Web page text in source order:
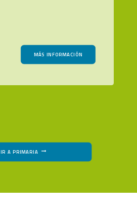
MÁS INFORMACIÓN
IR A PRIMARIA